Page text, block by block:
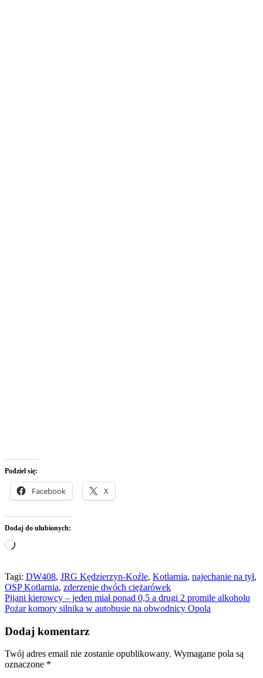
Podziel się:
Facebook X
Dodaj do ulubionych:
Wczytywanie…
Tagi: DW408, JRG Kędzierzyn-Koźle, Kotlarnia, najechanie na tył,
OSP Kotlarnia, zderzenie dwóch ciężarówek
Nawigacja
wpisu
Pijani kierowcy – jeden miał ponad 0,5 a drugi 2 promile alkoholu
Pożar komory silnika w autobusie na obwodnicy Opola
Dodaj komentarz
Twój adres email nie zostanie opublikowany. Wymagane pola są
oznaczone *